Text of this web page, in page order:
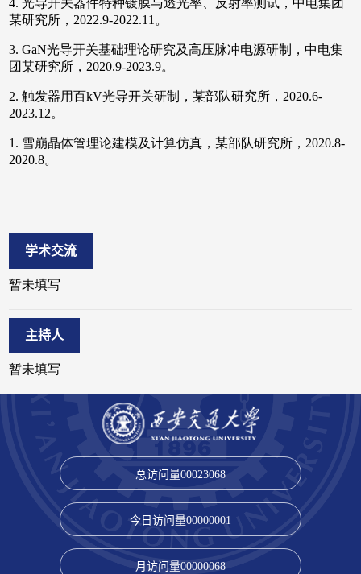
学术交流
主持人
总访问量00023068
今日访问量00000001
月访问量00000068